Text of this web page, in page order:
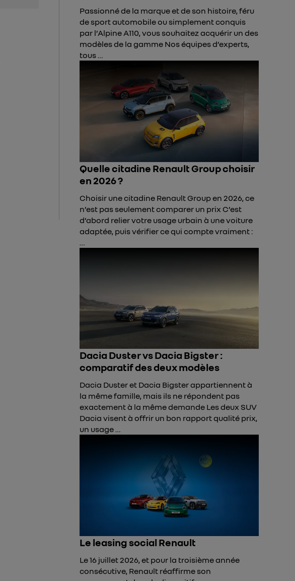
Passionné de la marque et de son histoire, féru
de sport automobile ou simplement conquis
par l’Alpine A110, vous souhaitez acquérir un des
modèles de la gamme Nos équipes d’experts,
tous …
Quelle citadine Renault Group choisir
en 2026 ?
Choisir une citadine Renault Group en 2026, ce
n’est pas seulement comparer un prix C’est
d’abord relier votre usage urbain à une voiture
adaptée, puis vérifier ce qui compte vraiment :
…
Dacia Duster vs Dacia Bigster :
comparatif des deux modèles
Dacia Duster et Dacia Bigster appartiennent à
la même famille, mais ils ne répondent pas
exactement à la même demande Les deux SUV
Dacia visent à offrir un bon rapport qualité prix,
un usage …
Le leasing social Renault
Le 16 juillet 2026, et pour la troisième année
consécutive, Renault réaffirme son